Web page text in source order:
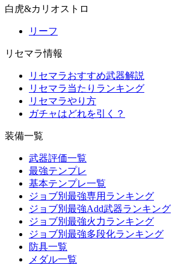
白虎&カリオストロ
リーフ
リセマラ情報
リセマラおすすめ武器解説
リセマラ当たりランキング
リセマラやり方
ガチャはどれを引く？
装備一覧
武器評価一覧
最強テンプレ
基本テンプレ一覧
ジョブ別最強専用ランキング
ジョブ別最強Add武器ランキング
ジョブ別最強火力ランキング
ジョブ別最強多段化ランキング
防具一覧
メダル一覧